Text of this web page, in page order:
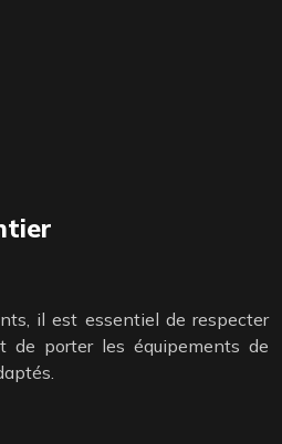
il est essentiel de respecter
de porter les équipements de